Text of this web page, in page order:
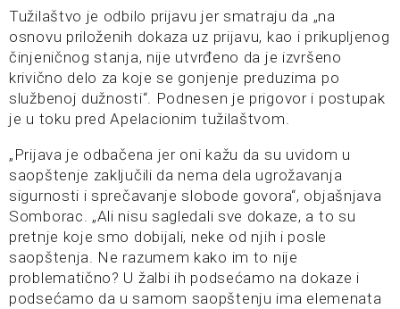
Tužilaštvo je odbilo prijavu jer smatraju da „na
osnovu priloženih dokaza uz prijavu, kao i prikupljenog
činjeničnog stanja, nije utvrđeno da je izvršeno
krivično delo za koje se gonjenje preduzima po
službenoj dužnosti“. Podnesen je prigovor i postupak
je u toku pred Apelacionim tužilaštvom.
„Prijava je odbačena jer oni kažu da su uvidom u
saopštenje zaključili da nema dela ugrožavanja
sigurnosti i sprečavanje slobode govora“, objašnjava
Somborac. „Ali nisu sagledali sve dokaze, a to su
pretnje koje smo dobijali, neke od njih i posle
saopštenja. Ne razumem kako im to nije
problematično? U žalbi ih podsećamo na dokaze i
podsećamo da u samom saopštenju ima elemenata